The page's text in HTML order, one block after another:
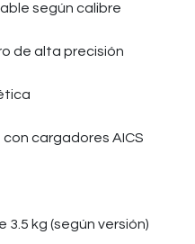
según calibre
de alta precisión
cargadores AICS
kg (según versión)